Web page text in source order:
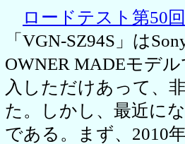
ロードテスト第50回
「VGN-SZ94S」は
OWNER MADEモデ
入しただけあって、
た。しかし、最近に
である。まず、2010